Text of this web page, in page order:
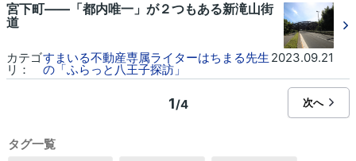
宮下町――「都内唯一」が２つもある新滝山街
道
カテゴ
リ：
すまいる不動産専属ライターはちまる先生
の「ふらっと八王子探訪」
2023.09.21
1/4 次へ
タグ一覧